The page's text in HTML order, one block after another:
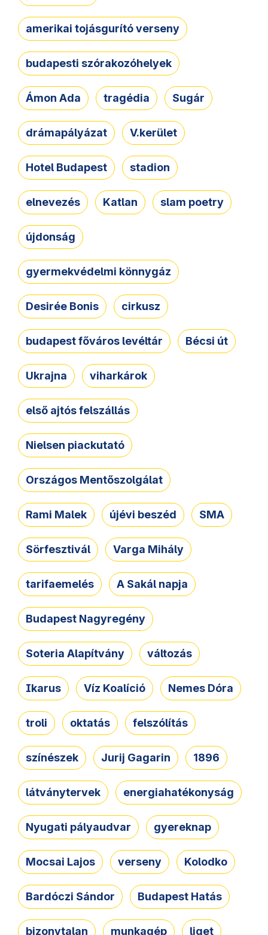
amerikai tojásgurító verseny
budapesti szórakozóhelyek
Ámon Ada tragédia Sugár
drámapályázat V.kerület
Hotel Budapest stadion
elnevezés Katlan slam poetry
újdonság
gyermekvédelmi könnygáz
Desirée Bonis cirkusz
budapest főváros levéltár Bécsi út
Ukrajna viharkárok
első ajtós felszállás
Nielsen piackutató
Országos Mentőszolgálat
Rami Malek újévi beszéd SMA
Sörfesztivál Varga Mihály
tarifaemelés A Sakál napja
Budapest Nagyregény
Soteria Alapítvány változás
Ikarus Víz Koalíció Nemes Dóra
troli oktatás felszólítás
színészek Jurij Gagarin 1896
látványtervek energiahatékonyság
Nyugati pályaudvar gyereknap
Mocsai Lajos verseny Kolodko
Bardóczi Sándor Budapest Hatás
bizonytalan munkagép liget